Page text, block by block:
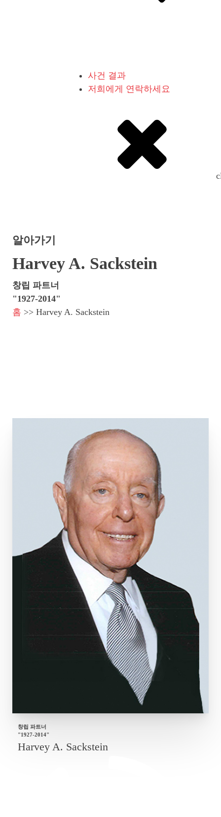
사건 결과
저희에게 연락하세요
알아가기
Harvey A. Sackstein
창립 파트너
"1927-2014"
홈 >> Harvey A. Sackstein
창립 파트너
"1927-2014"
Harvey A. Sackstein